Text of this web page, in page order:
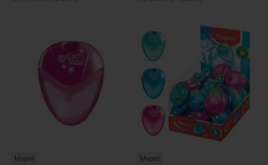
Maped Maped